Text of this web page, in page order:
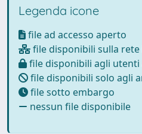
Legenda icone
file ad accesso aperto
file disponibili sulla
file disponibili agli
file disponibili solo agli
file sotto embargo
nessun file disponibile